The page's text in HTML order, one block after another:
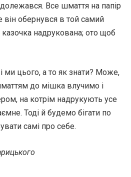
Все шмаття на папір
він обернувся в той самий
надрукована; ото щоб
ми цього, а то як знати? Може,
до мішка влучимо і
на котрім надрукують усе
Тоді й будемо бігати по
самі про себе.